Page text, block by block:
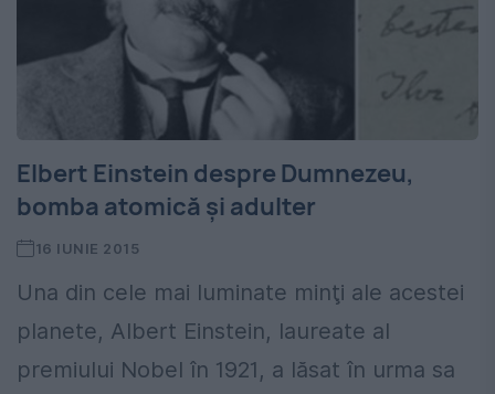
Elbert Einstein despre Dumnezeu,
bomba atomică şi adulter
16 IUNIE 2015
Una din cele mai luminate minţi ale acestei
planete, Albert Einstein, laureate al
premiului Nobel în 1921, a lăsat în urma sa